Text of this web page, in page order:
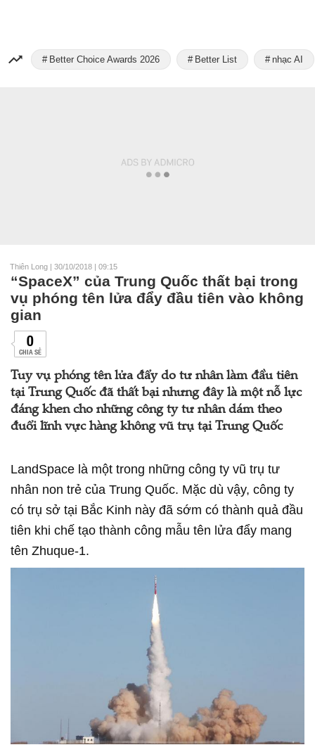
Better Choice Awards 2026 Better List nhạc AI
Thiên Long | 30/10/2018 | 09:15
“SpaceX” của Trung Quốc thất bại trong
vụ phóng tên lửa đẩy đầu tiên vào không
gian
0
CHIA SẺ
Tuy vụ phóng tên lửa đẩy do tư nhân làm đầu tiên
tại Trung Quốc đã thất bại nhưng đây là một nỗ lực
đáng khen cho những công ty tư nhân dám theo
đuổi lĩnh vực hàng không vũ trụ tại Trung Quốc
LandSpace là một trong những công ty vũ trụ tư
nhân non trẻ của Trung Quốc. Mặc dù vậy, công ty
có trụ sở tại Bắc Kinh này đã sớm có thành quả đầu
tiên khi chế tạo thành công mẫu tên lửa đẩy mang
tên Zhuque-1.